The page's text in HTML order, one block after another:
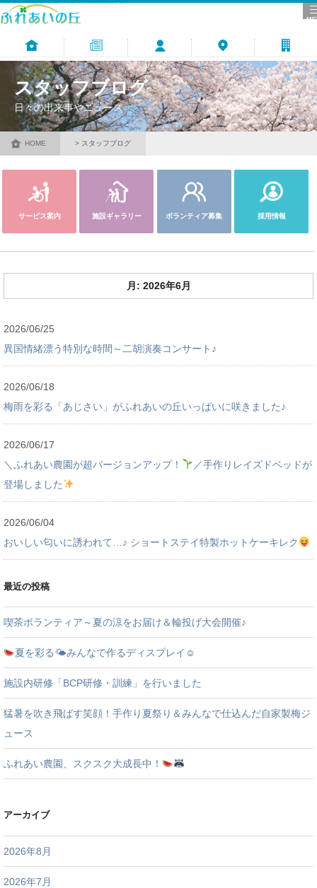
トップ 更新情報 スタッフ アクセス 財団サイト
スタッフブログ
日々の出来事やニュース
HOME スタッフブログ
サービス案内 施設ギャラリー ボランティア募集 採用情報
月: 2026年6月
2026/06/25
異国情緒漂う特別な時間～二胡演奏コンサート♪
2026/06/18
梅雨を彩る「あじさい」がふれあいの丘いっぱいに咲きました♪
2026/06/17
＼ふれあい農園が超バージョンアップ！
／手作りレイズドベッドが
登場しました
2026/06/04
おいしい匂いに誘われて…♪ ショートステイ特製ホットケーキレク
最近の投稿
喫茶ボランティア～夏の涼をお届け＆輪投げ大会開催♪
夏を彩る🌤みんなで作るディスプレイ☺
施設内研修「BCP研修・訓練」を行いました
猛暑を吹き飛ばす笑顔！手作り夏祭り＆みんなで仕込んだ自家製梅ジ
ュース
ふれあい農園、スクスク大成長中！
アーカイブ
2026年8月
2026年7月